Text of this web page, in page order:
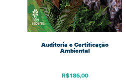
Auditoria e Certificação
Ambiental
R$186,00